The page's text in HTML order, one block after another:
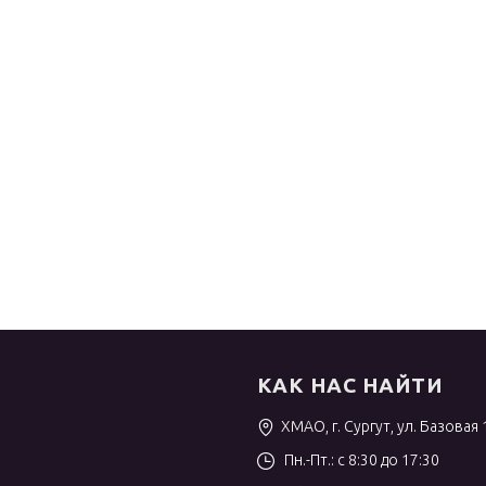
КАК НАС НАЙТИ
ХМАО, г. Сургут, ул. Базовая
Пн.-Пт.: с 8:30 до 17:30